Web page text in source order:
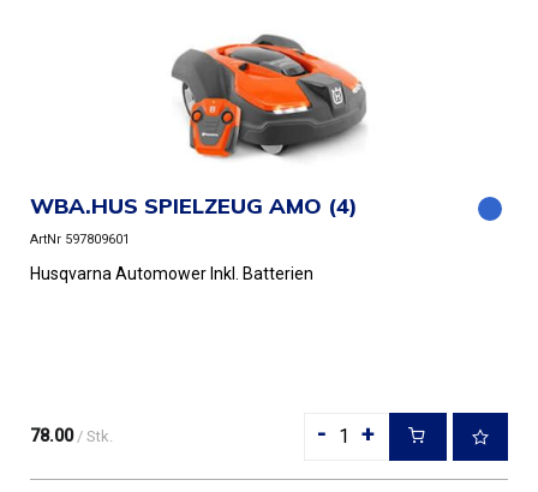
WBA.HUS SPIELZEUG AMO (4)
ArtNr 597809601
Husqvarna Automower Inkl. Batterien
- +
78.00 / Stk.